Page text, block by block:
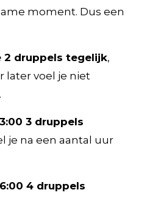
moment. Dus een
2 druppels tegelijk,
later voel je niet
3 druppels
je na een aantal uur
4 druppels